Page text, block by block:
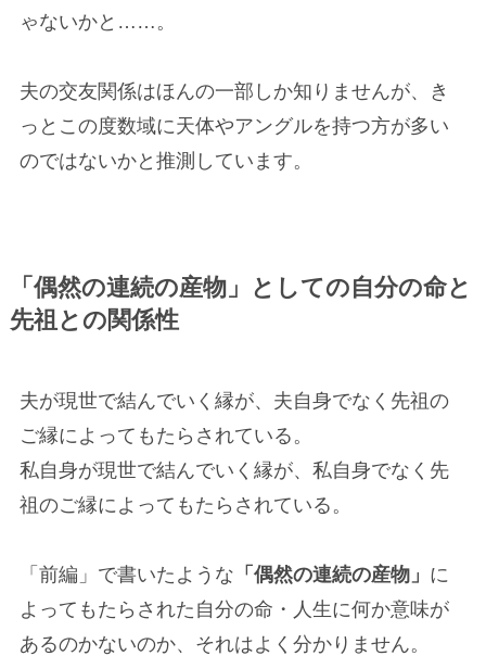
ゃないかと……。
夫の交友関係はほんの一部しか知りませんが、き
っとこの度数域に天体やアングルを持つ方が多い
のではないかと推測しています。
「偶然の連続の産物」としての自分の命と
先祖との関係性
夫が現世で結んでいく縁が、夫自身でなく先祖の
ご縁によってもたらされている。
私自身が現世で結んでいく縁が、私自身でなく先
祖のご縁によってもたらされている。
「前編」で書いたような 「偶然の連続の産物」 に
よってもたらされた自分の命・人生に何か意味が
あるのかないのか、それはよく分かりません。